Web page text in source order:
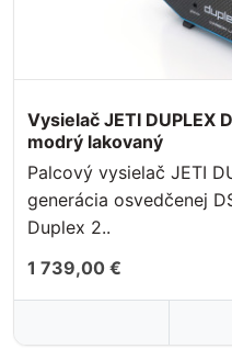
Vysielač JETI DUPLEX
modrý lakovaný
Palcový vysielač JETI
generácia osvedčenej
Duplex 2..
1 739,00 €